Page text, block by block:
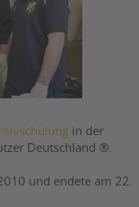
in der
Deutschland ®.
und endete am 22.